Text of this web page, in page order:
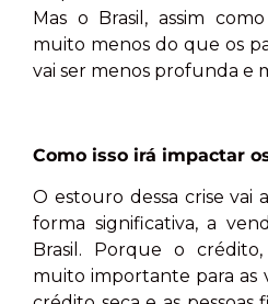
Mas o Brasil, assim
muito menos do que os
vai ser menos profunda e
Como isso irá impactar
O estouro dessa crise vai
forma significativa, a
Brasil. Porque o
muito importante para as